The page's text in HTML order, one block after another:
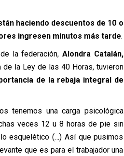
haciendo descuentos de 10 o
ingresen minutos más tarde.
la federación, Alondra Catalán,
la Ley de las 40 Horas, tuvieron
de la rebaja integral de
tenemos una carga psicológica
veces 12 u 8 horas de pie sin
esquelético (…) Así que pusimos
que es para el trabajador una